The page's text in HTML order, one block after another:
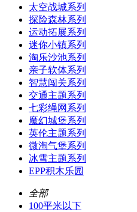
太空战城系列
探险森林系列
运动拓展系列
迷你小镇系列
淘乐沙池系列
亲子软体系列
智慧闯关系列
交通主题系列
七彩绳网系列
魔幻城堡系列
英伦主题系列
微淘气堡系列
冰雪主题系列
EPP积木乐园
全部
100平米以下